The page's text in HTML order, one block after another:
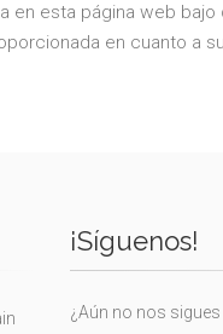
en esta página web
en cuanto a
¡Síguenos!
¿Aún no nos sigues